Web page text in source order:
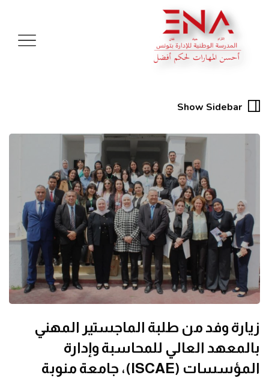
Show Sidebar
زيارة وفد من طلبة الماجستير المهني
بالمعهد العالي للمحاسبة وإدارة
المؤسسات (ISCAE)، جامعة منوبة